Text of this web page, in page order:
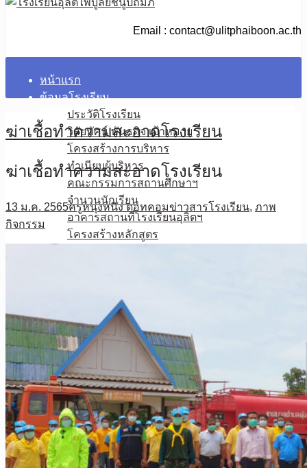
Email : contact@ulitphaiboon.ac.th
หน้าแรก
ข้อมูลโรงเรียน
ประวัติโรงเรียน
วิสัยทัศน์ พันธกิจ เป้าหมาย
โครงสร้างการบริหาร
ทำเนียบผู้บริหาร
คณะกรรมการสถานศึกษาฯ
จำนวนนักเรียน
อาคารสถานที่โรงเรียนอุลิตฯ
โครงสร้างหลักสูตร
กลุ่มสาระฯคณิตศาสตร์
กลุ่มสาระฯวิทยาศาสตร์ฯ
กลุ่มสาระฯสังคมศึกษาฯ
กลุ่มสาระฯสุขศึกษาพลศึกษา
กลุ่มสาระฯศิลปะ
กลุ่มสาระฯการงานอาชีพ
กลุ่มสาระฯภาษาต่างประเทศ
E-Service
ระบบเกียรติบัตรออนไลน์
ตรวจผลการเรียน
ฆ่าเชื้อทำความสะอาดโรงเรียน
ฆ่าเชื้อทำความสะอาดโรงเรียน
13 ม.ค. 2565ครูหนุงหนิง ดอทคอมข่าวสารโรงเรียน, ภาพ
กิจกรรม